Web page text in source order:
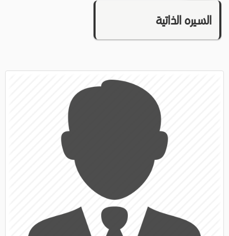
السيره الذاتية